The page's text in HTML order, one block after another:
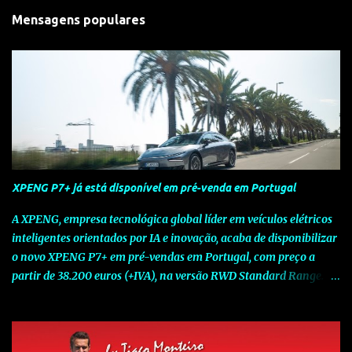
Mensagens populares
XPENG P7+ já está disponível em pré-venda em Portugal
A XPENG, empresa tecnológica global líder em veículos elétricos
inteligentes orientados por IA e inovação, acaba de disponibilizar
o novo XPENG P7+ em pré-vendas em Portugal, com preço a
partir de 38.200 euros (+IVA), na versão RWD Standard Range.
num momento decisivo, em que a indústria automóvel evolui da